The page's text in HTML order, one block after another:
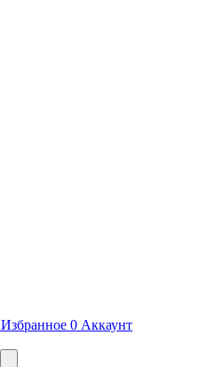
Избранное 0 Аккаунт